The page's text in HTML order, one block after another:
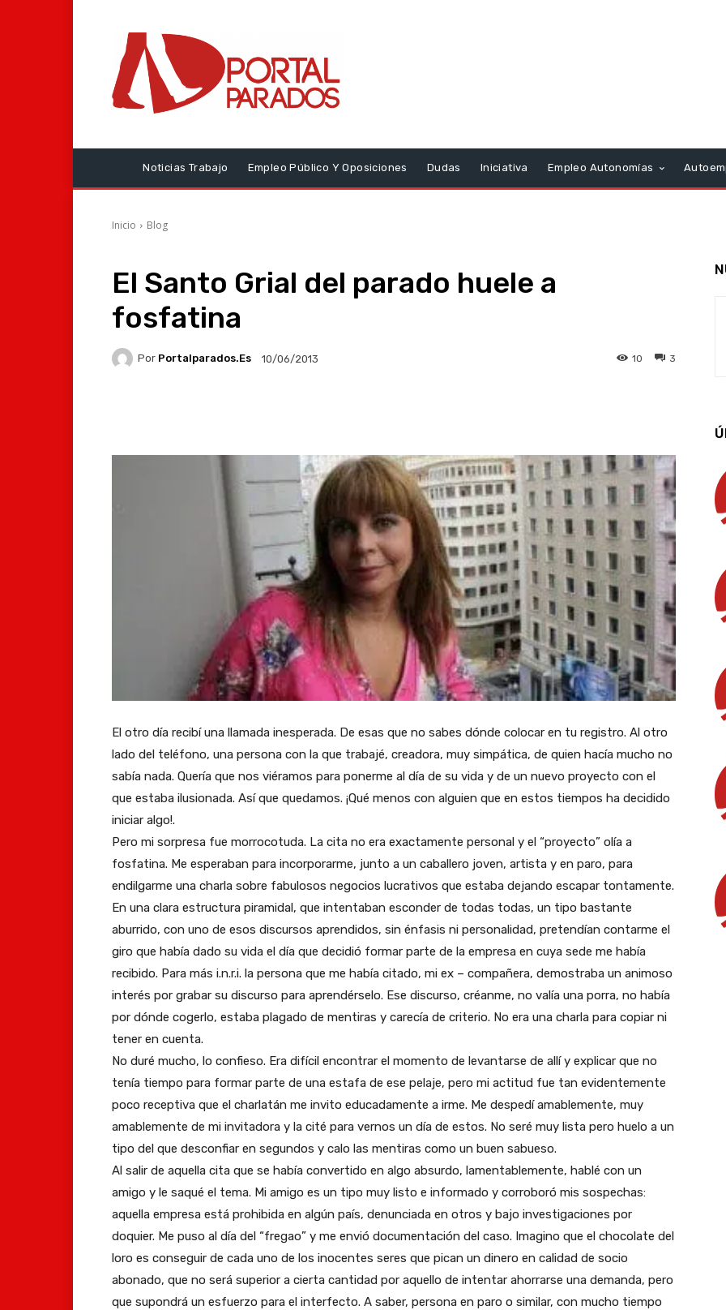
Noticias Trabajo Empleo Público Y Oposiciones Dudas Iniciativa Empleo Autonomías
Inicio Blog
El Santo Grial del parado huele a
fosfatina
Por Portalparados.es 10/06/2013 3
10
El otro día recibí una llamada inesperada. De esas que no sabes dónde colocar en tu registro. Al otro
lado del teléfono, una persona con la que trabajé, creadora, muy simpática, de quien hacía mucho no
sabía nada. Quería que nos viéramos para ponerme al día de su vida y de un nuevo proyecto con el
que estaba ilusionada. Así que quedamos. ¡Qué menos con alguien que en estos tiempos ha decidido
iniciar algo!.
Pero mi sorpresa fue morrocotuda. La cita no era exactamente personal y el “proyecto” olía a
fosfatina. Me esperaban para incorporarme, junto a un caballero joven, artista y en paro, para
endilgarme una charla sobre fabulosos negocios lucrativos que estaba dejando escapar tontamente.
En una clara estructura piramidal, que intentaban esconder de todas todas, un tipo bastante
aburrido, con uno de esos discursos aprendidos, sin énfasis ni personalidad, pretendían contarme el
giro que había dado su vida el día que decidió formar parte de la empresa en cuya sede me había
recibido. Para más i.n.r.i. la persona que me había citado, mi ex – compañera, demostraba un animoso
interés por grabar su discurso para aprendérselo. Ese discurso, créanme, no valía una porra, no había
por dónde cogerlo, estaba plagado de mentiras y carecía de criterio. No era una charla para copiar ni
tener en cuenta.
No duré mucho, lo confieso. Era difícil encontrar el momento de levantarse de allí y explicar que no
tenía tiempo para formar parte de una estafa de ese pelaje, pero mi actitud fue tan evidentemente
poco receptiva que el charlatán me invito educadamente a irme. Me despedí amablemente, muy
amablemente de mi invitadora y la cité para vernos un día de estos. No seré muy lista pero huelo a un
tipo del que desconfiar en segundos y calo las mentiras como un buen sabueso.
Al salir de aquella cita que se había convertido en algo absurdo, lamentablemente, hablé con un
amigo y le saqué el tema. Mi amigo es un tipo muy listo e informado y corroboró mis sospechas:
aquella empresa está prohibida en algún país, denunciada en otros y bajo investigaciones por
doquier. Me puso al día del “fregao” y me envió documentación del caso. Imagino que el chocolate del
loro es conseguir de cada uno de los inocentes seres que pican un dinero en calidad de socio
abonado, que no será superior a cierta cantidad por aquello de intentar ahorrarse una demanda, pero
que supondrá un esfuerzo para el interfecto. A saber, persona en paro o similar, con mucho tiempo